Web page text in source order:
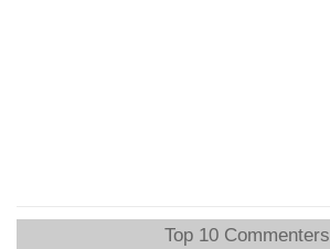
Top 10 Commenters